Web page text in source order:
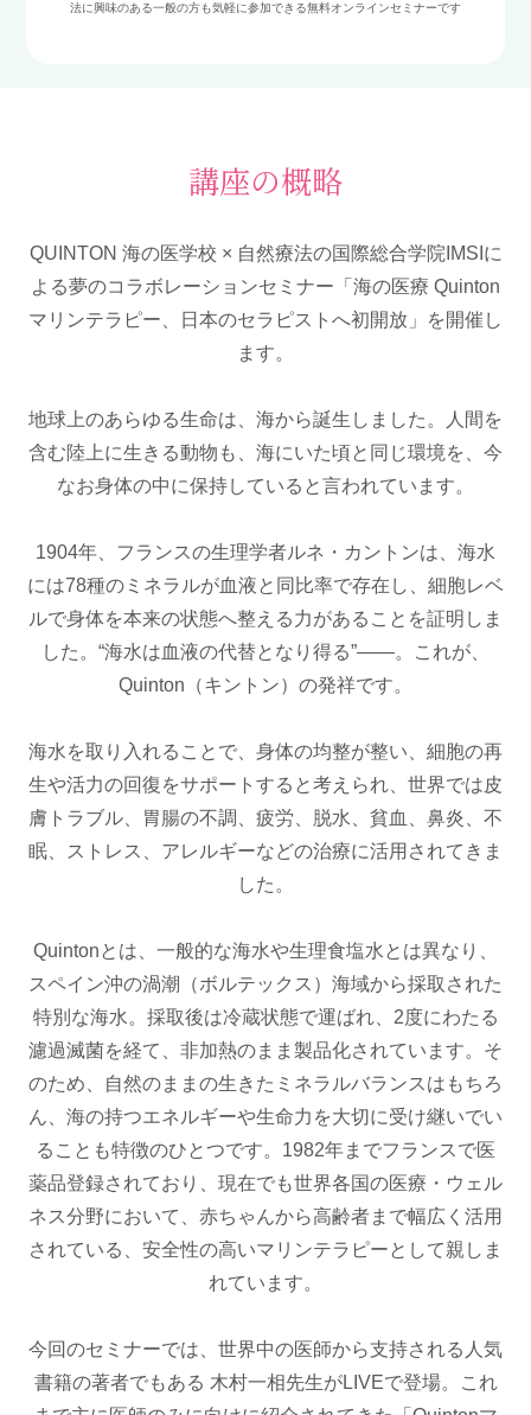
法に興味のある一般の方も気軽に参加できる無料オンラインセミナーです
講座の概略
QUINTON 海の医学校 × 自然療法の国際総合学院IMSIに
よる夢のコラボレーションセミナー「海の医療 Quinton
マリンテラピー、日本のセラピストへ初開放」を開催し
ます。
地球上のあらゆる生命は、海から誕生しました。人間を
含む陸上に生きる動物も、海にいた頃と同じ環境を、今
なお身体の中に保持していると言われています。
1904年、フランスの生理学者ルネ・カントンは、海水
には78種のミネラルが血液と同比率で存在し、細胞レベ
ルで身体を本来の状態へ整える力があることを証明しま
した。“海水は血液の代替となり得る”――。これが、
Quinton（キントン）の発祥です。
海水を取り入れることで、身体の均整が整い、細胞の再
生や活力の回復をサポートすると考えられ、世界では皮
膚トラブル、胃腸の不調、疲労、脱水、貧血、鼻炎、不
眠、ストレス、アレルギーなどの治療に活用されてきま
した。
Quintonとは、一般的な海水や生理食塩水とは異なり、
スペイン沖の渦潮（ボルテックス）海域から採取された
特別な海水。採取後は冷蔵状態で運ばれ、2度にわたる
濾過滅菌を経て、非加熱のまま製品化されています。そ
のため、自然のままの生きたミネラルバランスはもちろ
ん、海の持つエネルギーや生命力を大切に受け継いでい
ることも特徴のひとつです。1982年までフランスで医
薬品登録されており、現在でも世界各国の医療・ウェル
ネス分野において、赤ちゃんから高齢者まで幅広く活用
されている、安全性の高いマリンテラピーとして親しま
れています。
今回のセミナーでは、世界中の医師から支持される人気
書籍の著者でもある 木村一相先生がLIVEで登場。これ